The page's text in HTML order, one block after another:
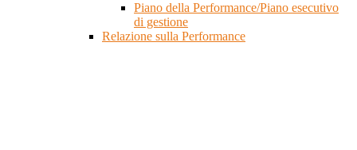
Piano della Performance/Piano esecutivo
di gestione
Relazione sulla Performance